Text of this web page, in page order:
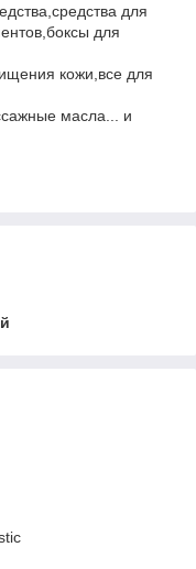
для
для
кожи,все для
масла... и